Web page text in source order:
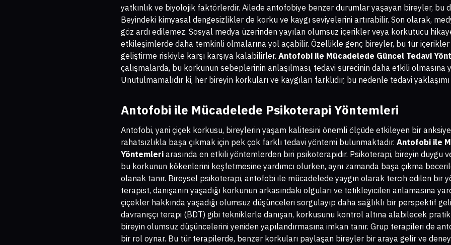
yatkınlık ve biyolojik faktörlerdir. Ailede antofobiye benzer durumlar yaşayan bireyler, bu
Beyindeki kimyasal dengesizlikler de korku ve kaygı seviyelerini artırabilir. Son olarak,
göz ardı edilemez. Sosyal medya üzerinden yayılan olumsuz içerikler veya korkutucu
etkileşimlerde daha temkinli olmalarına yol açabilir. Özellikle genç bireyler, bu tür
geliştirme riskiyle karşı karşıya kalabilirler. Antofobi ile Mücadelede Güncel Tedavi
çalışmalarda, bu korkunun sebeplerinin anlaşılması, tedavi sürecinin daha etkili olmasına
Unutulmamalıdır ki, her bireyin korkuları ve kaygıları farklıdır, bu nedenle tedavi
Antofobi ile Mücadelede Psikoterapi Yöntemleri
Antofobi, yani çiçek korkusu, bireylerin yaşam kalitesini önemli ölçüde etkileyen bir
rahatsızlıkla başa çıkmak için pek çok farklı tedavi yöntemi bulunmaktadır. Antofobi ile
Yöntemleri arasında en etkili yöntemlerden biri psikoterapidir. Psikoterapi, bireyin duygu
bu korkunun kökenlerini keşfetmesine yardımcı olurken, aynı zamanda başa çıkma
olanak tanır. Bireysel psikoterapi, antofobi ile mücadelede yaygın olarak tercih edilen bir
terapist, danışanın yaşadığı korkunun arkasındaki olguları ve tetikleyicileri anlamasına
çiçekler hakkında yaşadığı olumsuz düşünceleri sorgulayıp daha sağlıklı bir perspektif
davranışçı terapi (BDT) gibi tekniklerle danışan, korkusunu kontrol altına alabilecek
bireyin olumsuz düşüncelerini yeniden yapılandırmasına imkan tanır. Grup terapileri de
bir rol oynar. Bu tür terapilerde, benzer korkuları paylaşan bireyler bir araya gelir ve